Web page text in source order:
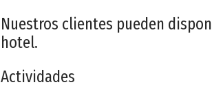
Nuestros clientes pueden
hotel.
Actividades